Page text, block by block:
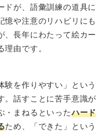
ドが、語彙訓練の道具に
憶や注意のリハビリにも
長年にわたって絵カー
由です。
験を作りやすい」という
。話すことに苦手意識が
・まねるといったハード
ため、「できた」という